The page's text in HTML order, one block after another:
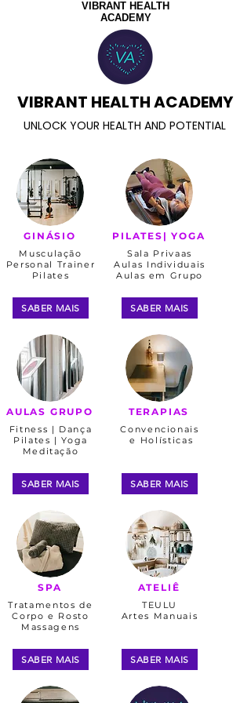
VIBRANT HEALTH
ACADEMY
VIBRANT HEALTH ACADEMY
UNLOCK YOUR HEALTH AND POTENTIAL
GINÁSIO​
Musculação
Personal Trainer
Pilates
SABER MAIS
AULAS GRUPO
Fitness | Dança
Pilates | Yoga
​Meditação
SABER MAIS
SPA​
Tratamentos de
Corpo e Rosto
Massagens
SABER MAIS
PILATES| YOGA
Sala Privaas
Aulas Individuais
Aulas em Grupo
SABER MAIS
TERAPIAS​
Convencionais
e Holísticas
SABER MAIS
ATELIÊ​
TEULU
Artes Manuais
SABER MAIS